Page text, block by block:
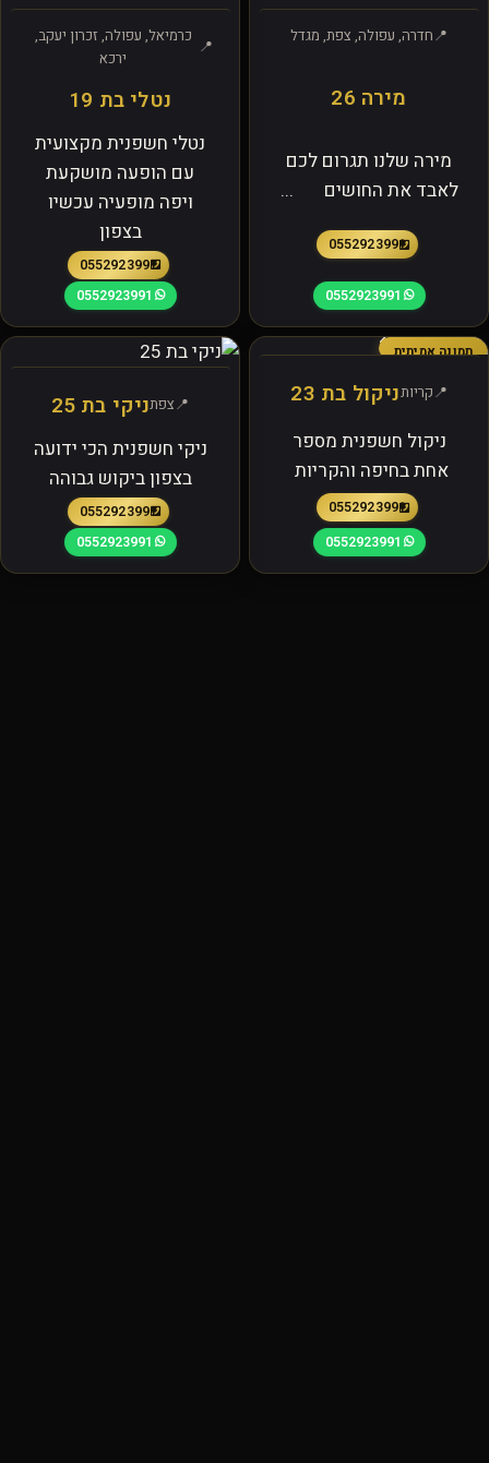
חדרה, עפולה, צפת, מגדל
מירה 26
מירה שלנו תגרום לכם
לאבד את החושים ...
0552923991
0552923991
כרמיאל, עפולה, זכרון יעקב,
ירכא
נטלי בת 19
נטלי חשפנית מקצועית
עם הופעה מושקעת
ויפה מופעיה עכשיו
בצפון
0552923991
0552923991
תמונה אמיתית
קריותניקול בת 23
ניקול חשפנית מספר
אחת בחיפה והקריות
0552923991
0552923991
צפתניקי בת 25
ניקי חשפנית הכי ידועה
בצפון ביקוש גבוהה
0552923991
0552923991